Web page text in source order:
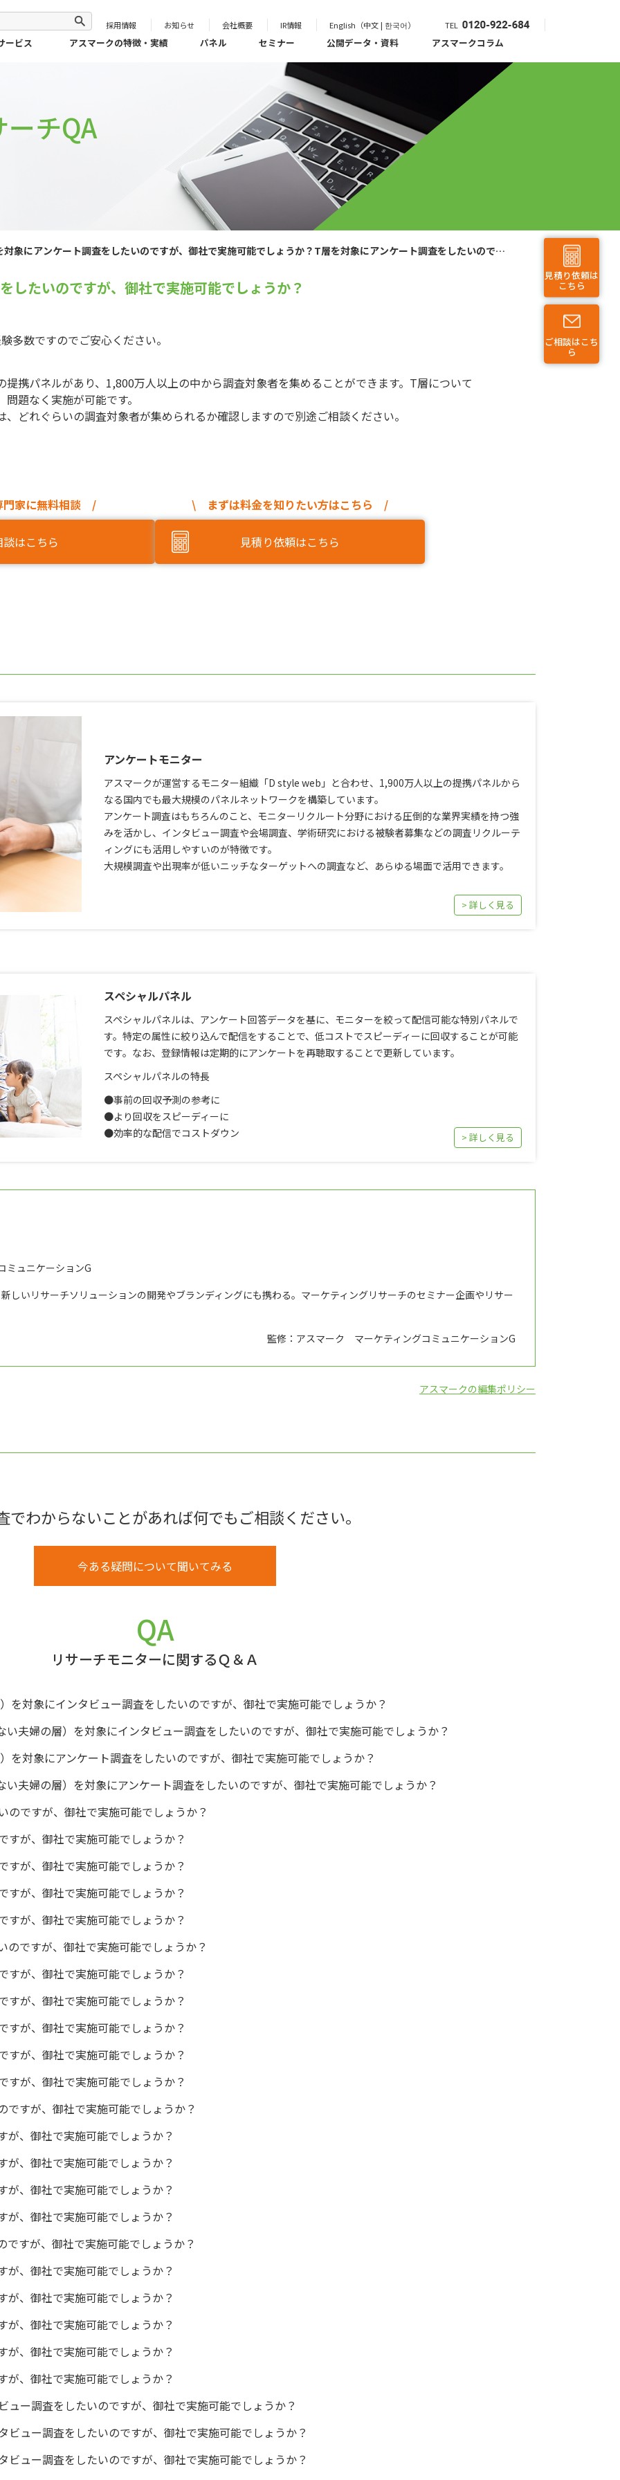
採用情報 お知らせ 会社概要 IR情報 English（中文 | 한국어） TEL
ービス アスマークの特徴・実績 パネル セミナー 公開データ・資料 アスマークコラム
見積り依頼は
こちら
ご相談はこち
ら
チQA
対象にアンケート調査をしたいのですが、御社で実施可能でしょうか？T層を対象にアンケート調査をしたいのです
したいのですが、御社で実施可能でしょうか？
多数ですのでご安心ください。
携パネルがあり、1,800万人以上の中から調査対象者を集めることができます。T層について
題なく実施が可能です。
どれぐらいの調査対象者が集められるか確認しますので別途ご相談ください。
家に無料相談 /
はこちら
\ まずは料金を知りたい方はこちら /
見積り依頼はこちら
アンケートモニター
アスマークが運営するモニター組織「D style web」と合わせ、1,900万人以上の提携パネルから
なる国内でも最大規模のパネルネットワークを構築しています。
アンケート調査はもちろんのこと、モニターリクルート分野における圧倒的な業界実績を持つ強
みを活かし、インタビュー調査や会場調査、学術研究における被験者募集などの調査リクルーテ
ィングにも活用しやすいのが特徴です。
大規模調査や出現率が低いニッチなターゲットへの調査など、あらゆる場面で活用できます。
> 詳しく見る
スペシャルパネル
スペシャルパネルは、アンケート回答データを基に、モニターを絞って配信可能な特別パネルで
す。特定の属性に絞り込んで配信をすることで、低コストでスピーディーに回収することが可能
です。なお、登録情報は定期的にアンケートを再聴取することで更新しています。
スペシャルパネルの特長
●事前の回収予測の参考に
●より回収をスピーディーに
●効率的な配信でコストダウン
> 詳しく見る
ュニケーションG
しいリサーチソリューションの開発やブランディングにも携わる。マーケティングリサーチのセミナー企画やリサー
監修：アスマーク マーケティングコミュニケーションG
アスマークの編集ポリシー
でわからないことがあれば何でもご相談ください。
今ある疑問について聞いてみる
QA
リサーチモニターに関するＱ＆Ａ
を対象にインタビュー調査をしたいのですが、御社で実施可能でしょうか？
夫婦の層）を対象にインタビュー調査をしたいのですが、御社で実施可能でしょうか？
を対象にアンケート調査をしたいのですが、御社で実施可能でしょうか？
夫婦の層）を対象にアンケート調査をしたいのですが、御社で実施可能でしょうか？
ですが、御社で実施可能でしょうか？
すが、御社で実施可能でしょうか？
すが、御社で実施可能でしょうか？
すが、御社で実施可能でしょうか？
すが、御社で実施可能でしょうか？
ですが、御社で実施可能でしょうか？
すが、御社で実施可能でしょうか？
すが、御社で実施可能でしょうか？
すが、御社で実施可能でしょうか？
すが、御社で実施可能でしょうか？
すが、御社で実施可能でしょうか？
すが、御社で実施可能でしょうか？
が、御社で実施可能でしょうか？
が、御社で実施可能でしょうか？
が、御社で実施可能でしょうか？
が、御社で実施可能でしょうか？
すが、御社で実施可能でしょうか？
が、御社で実施可能でしょうか？
が、御社で実施可能でしょうか？
が、御社で実施可能でしょうか？
が、御社で実施可能でしょうか？
が、御社で実施可能でしょうか？
ー調査をしたいのですが、御社で実施可能でしょうか？
ュー調査をしたいのですが、御社で実施可能でしょうか？
ュー調査をしたいのですが、御社で実施可能でしょうか？